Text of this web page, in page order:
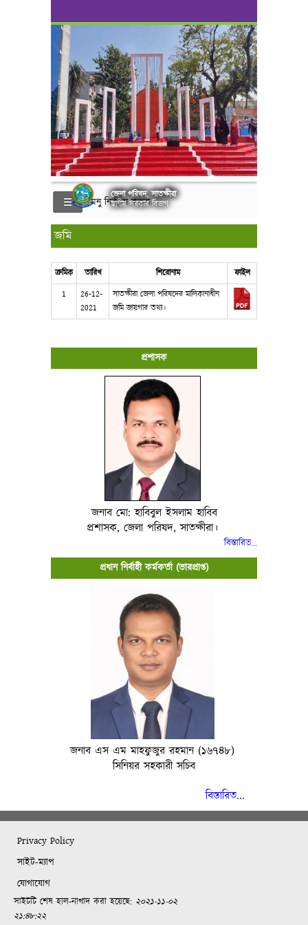
জেলা পরিষদ, সাতক্ষীরা
স্থানীয় সরকার বিভাগ
মেনু নির্বাচন করুন
জমি
ক্রমিক তারিখ শিরোনাম
ফাইল
1
26-12-
2021
সাতক্ষীরা জেলা পরিষদের মালিকানাধীন
জমি জায়গার তথ্য।
প্রশাসক
জনাব মো: হাবিবুল ইসলাম হাবিব
প্রশাসক, জেলা পরিষদ, সাতক্ষীরা।
বিস্তারিত...
প্রধান নির্বাহী কর্মকর্তা (ভারপ্রাপ্ত)
জনাব এস এম মাহফুজুর রহমান (১৬৭৪৮)
সিনিয়র সহকারী সচিব
বিস্তারিত...
Privacy Policy
সাইট-ম্যাপ
যোগাযোগ
সাইটটি শেষ হাল-নাগাদ করা হয়েছে: ২০২১-১১-০২
২১:৪৮:২২